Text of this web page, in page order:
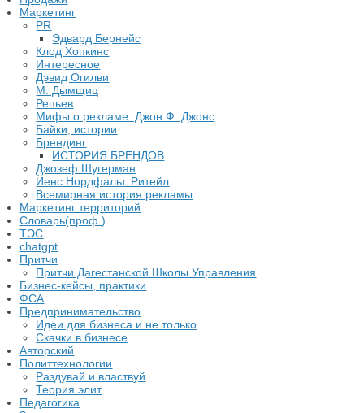
Маркетинг
PR
Эдвард Бернейс
Клод Хопкинс
Интересное
Дэвид Огилви
М. Дымщиц
Репьев
Мифы о рекламе. Джон Ф. Джонс
Байки, истории
Брендинг
ИСТОРИЯ БРЕНДОВ
Джозеф Шугерман
​Йенс Нордфальт. Ритейл
Всемирная история рекламы
Маркетинг территорий
Словарь(проф.)
ТЭС
chatgpt
Притчи
Притчи Дагестанской Школы Управления
Бизнес-кейсы, практики
ФСА
Предпринимательство
Идеи для бизнеса и не только
Скачки в бизнесе
Авторский
Политтехнологии
Раздувай и властвуй
Теория элит
​Педагогика